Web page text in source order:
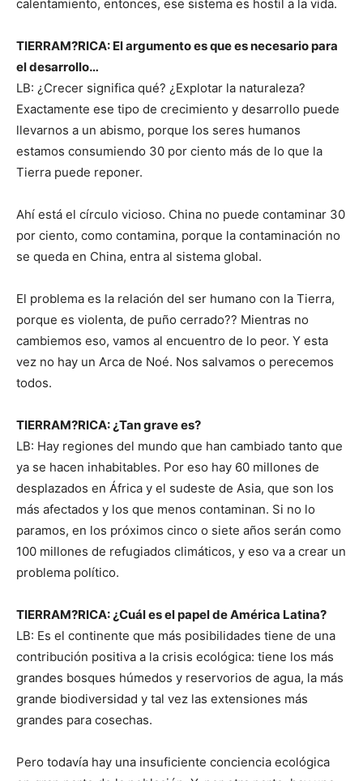
calentamiento, entonces, ese sistema es hostil a la vida.
TIERRAM?RICA: El argumento es que es necesario para
el desarrollo…
LB: ¿Crecer significa qué? ¿Explotar la naturaleza?
Exactamente ese tipo de crecimiento y desarrollo puede
llevarnos a un abismo, porque los seres humanos
estamos consumiendo 30 por ciento más de lo que la
Tierra puede reponer.
Ahí está el círculo vicioso. China no puede contaminar 30
por ciento, como contamina, porque la contaminación no
se queda en China, entra al sistema global.
El problema es la relación del ser humano con la Tierra,
porque es violenta, de puño cerrado?? Mientras no
cambiemos eso, vamos al encuentro de lo peor. Y esta
vez no hay un Arca de Noé. Nos salvamos o perecemos
todos.
TIERRAM?RICA: ¿Tan grave es?
LB: Hay regiones del mundo que han cambiado tanto que
ya se hacen inhabitables. Por eso hay 60 millones de
desplazados en África y el sudeste de Asia, que son los
más afectados y los que menos contaminan. Si no lo
paramos, en los próximos cinco o siete años serán como
100 millones de refugiados climáticos, y eso va a crear un
problema político.
TIERRAM?RICA: ¿Cuál es el papel de América Latina?
LB: Es el continente que más posibilidades tiene de una
contribución positiva a la crisis ecológica: tiene los más
grandes bosques húmedos y reservorios de agua, la más
grande biodiversidad y tal vez las extensiones más
grandes para cosechas.
Pero todavía hay una insuficiente conciencia ecológica